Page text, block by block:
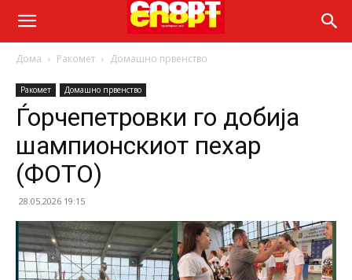
Дома Ракомет Домашно првенство
Ракомет Домашно првенство
Ѓорчепетровки го добија
шампионскиот пехар
(ФОТО)
28.05.2026 19:15